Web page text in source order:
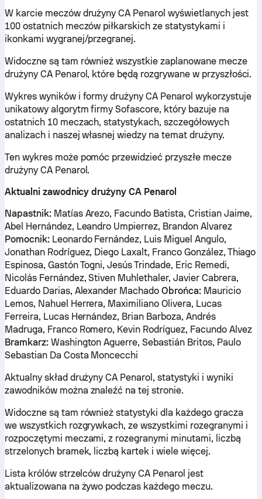
W karcie meczów drużyny CA Penarol wyświetlanych jest
100 ostatnich meczów piłkarskich ze statystykami i
ikonkami wygranej/przegranej.
Widoczne są tam również wszystkie zaplanowane mecze
drużyny CA Penarol, które będą rozgrywane w przyszłości.
Wykres wyników i formy drużyny CA Penarol wykorzystuje
unikatowy algorytm firmy Sofascore, który bazuje na
ostatnich 10 meczach, statystykach, szczegółowych
analizach i naszej własnej wiedzy na temat drużyny.
Ten wykres może pomóc przewidzieć przyszłe mecze
drużyny CA Penarol.
Aktualni zawodnicy drużyny CA Penarol
Napastnik:Matías Arezo, Facundo Batista, Cristian Jaime,
Abel Hernández, Leandro Umpierrez, Brandon Alvarez
Pomocnik:Leonardo Fernández, Luis Miguel Angulo,
Jonathan Rodríguez, Diego Laxalt, Franco González, Thiago
Espinosa, Gastón Togni, Jesús Trindade, Eric Remedi,
Nicolás Fernández, Stiven Muhlethaler, Javier Cabrera,
Eduardo Darias, Alexander MachadoObrońca:Mauricio
Lemos, Nahuel Herrera, Maximiliano Olivera, Lucas
Ferreira, Lucas Hernández, Brian Barboza, Andrés
Madruga, Franco Romero, Kevin Rodríguez, Facundo Alvez
Bramkarz:Washington Aguerre, Sebastián Britos, Paulo
Sebastian Da Costa Moncecchi
Aktualny skład drużyny CA Penarol, statystyki i wyniki
zawodników można znaleźć na tej stronie.
Widoczne są tam również statystyki dla każdego gracza
we wszystkich rozgrywkach, ze wszystkimi rozegranymi i
rozpoczętymi meczami, z rozegranymi minutami, liczbą
strzelonych bramek, liczbą kartek i wiele więcej.
Lista królów strzelców drużyny CA Penarol jest
aktualizowana na żywo podczas każdego meczu.